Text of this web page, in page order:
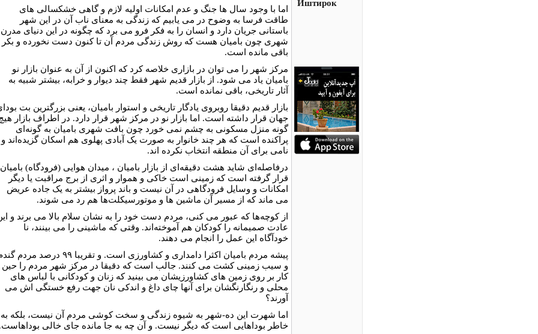
Иштирок
اما با وجود سال ها جنگ و عدم امکانات اوليه لازم و گاهی خشکسالى های
طاقت فرسا به وضوح در می ‌يابيم که زندگی به معنای ناب آن در اين شهر
باستانی جريان دارد و انسان را به فکر فرو می ‌برد که چگونه در اين دنيای مدرن
شهری چون باميان هست که روش زندگی مردم آن تا کنون دست نخورده و بکر
باقی مانده است.
مرکز شهر را می توان در بازاری خلاصه کرد که اکنون از آن به عنوان بازار نو
باميان ياد می ‌شود. از بازار قديم شهر فقط چند ديوار و خرابه‌، بيشتر شبيه به
آثار تاريخی، باقی نمانده است.
بازار قديم دقيقا روبروی يادگار تاريخی و استوار باميان، يعنی بزرگترين بت
جهان قرار داشته است. اما بازار نو در مرکز شهر قرار دارد. در اطراف بازار
گونه منزل مسکونی به چشم نمی خورد چون بافت شهری باميان به گونه‌ای
پراکنده است که هر چند خانوار به صورت يک آبادی پهلوی هم اسکان گزيده‌اند و
نامی برای آن منطقه انتخاب نکرده اند.
درفاصله‌ای شايد هشت دقيقه‌ای از بازار باميان ، ميدان هوايی (فرودگاه) باميان
قرار گرفته است که زمينی است خاکی و هموار و اثری از برج مراقبت يا ديگر
امکانات و وسايل فرودگاهی در آن نيست و باند پرواز بيشتر به يک جاده عريض
می ‌ماند که از مسير آن ماشين ها و موتورسيکلت‌ها هم رد می شوند.
از کوچه‌ها که عبور می ‌کنی، مردم دست خود را به نشان سلام بالا می ‌برند و
عادت صميمانه را کودکان هم آموخته‌اند. وقتی که ماشينی را می ‌بينند، نا
خودآگاه اين عمل را انجام می ‌دهند.
پيشه مردم باميان اکثرا دامداری و کشاورزی است. و تقريبا ۹۹ درصد مردم
و سيب زمينی کشت می ‌کنند. جالب است که دقيقا در مرکز شهر مردم را حين
کار بر روی زمين های کشاورزيشان مى بينيد که زنان و کودکانى با لباس های
محلی‌ و رنگارنگشان برای آنها چای داغ و اندکی نان جهت رفع خستگی ‌اش مى
آورند؟
اما شهرت اين ده-شهر به شيوه زندگی و سخت کوشی مردم آن نيست، بلکه به
خاطر بوداهايی است که ديگر نيست. و آن چه به جا مانده جای خالی